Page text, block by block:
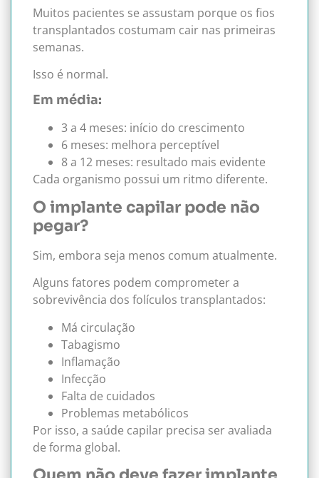
Muitos pacientes se assustam porque os fios
transplantados costumam cair nas primeiras
semanas.
Isso é normal.
Em média:
3 a 4 meses: início do crescimento
6 meses: melhora perceptível
8 a 12 meses: resultado mais evidente
Cada organismo possui um ritmo diferente.
O implante capilar pode não
pegar?
Sim, embora seja menos comum atualmente.
Alguns fatores podem comprometer a
sobrevivência dos folículos transplantados:
Má circulação
Tabagismo
Inflamação
Infecção
Falta de cuidados
Problemas metabólicos
Por isso, a saúde capilar precisa ser avaliada
de forma global.